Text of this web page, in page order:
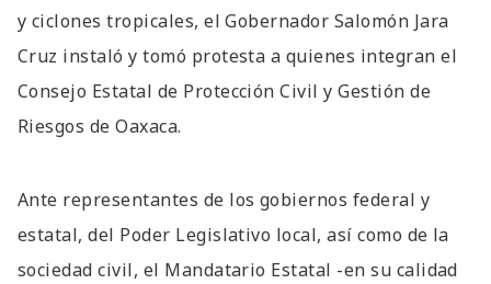
y ciclones tropicales, el Gobernador Salomón Jara
Cruz instaló y tomó protesta a quienes integran el
Consejo Estatal de Protección Civil y Gestión de
Riesgos de Oaxaca.
Ante representantes de los gobiernos federal y
estatal, del Poder Legislativo local, así como de la
sociedad civil, el Mandatario Estatal -en su calidad